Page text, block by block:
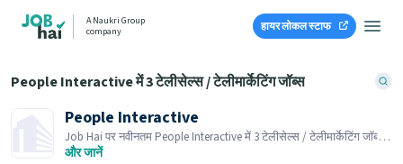
A Naukri Group
company
हायर लोकल स्टाफ
People Interactive में 3 टेलीसेल्स / टेलीमार्केटिंग जॉब्स
People Interactive
Job Hai पर नवीनतम People Interactive में 3 टेलीसेल्स / टेलीमार्केटिंग जॉब्स
के लिए आवेदन करें! भर्तीकर्ता के पास आपके क्षेत्र में तत्काल रिक्तियां हैं।
और जानें